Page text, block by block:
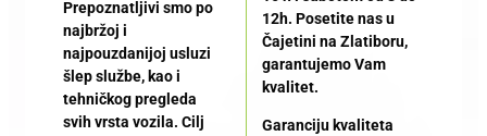
Prepoznatljivi smo po
najbržoj i
najpouzdanijoj usluzi
šlep službe, kao i
tehničkog pregleda
svih vrsta vozila. Cilj
12h. Posetite nas u
Čajetini na Zlatiboru,
garantujemo Vam
kvalitet.
Garanciju kvaliteta